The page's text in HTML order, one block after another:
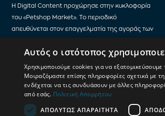
Η Digital Content προχώρησε στην κυκλοφορία
του «Petshop Market». Το περιοδικό
απευθύνεται στον επαγγελματία της αγοράς των
Αυτός ο ιστότοπος
Χρησιμοποιούμε cookies για να
Μοιραζόμαστε επίσης πληροφορίες σχετικά με
ενδέχεται να τις συνδυάσουν με άλλες
από εσάς. Πολιτική Απορρήτου
ΑΠΟΛΎΤΩΣ ΑΠΑΡΑΊΤΗΤΑ